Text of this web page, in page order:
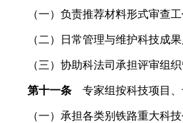
（一）负责推荐材料形式审查工
（二）日常管理与维护科技成果
（三）协助科法司承担评审组织
第十一条 专家组按科技项目、
（一）承担各类别铁路重大科技